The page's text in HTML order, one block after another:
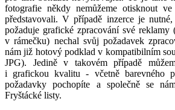
fotografie někdy nemůžeme otisknout
představovali. V případě inzerce je
požaduje grafické zpracování své
v rámečku) nechal svůj požadavek
nám již hotový podklad v kompatibilním
JPG). Jedině v takovém případě
i grafickou kvalitu - včetně barevného
požadavky pochopíte a společně se
Fryštácké listy.